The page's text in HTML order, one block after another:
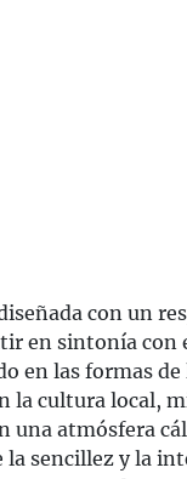
con un
en sintonía con
en las formas
la cultura local,
una atmósfera
la sencillez y la